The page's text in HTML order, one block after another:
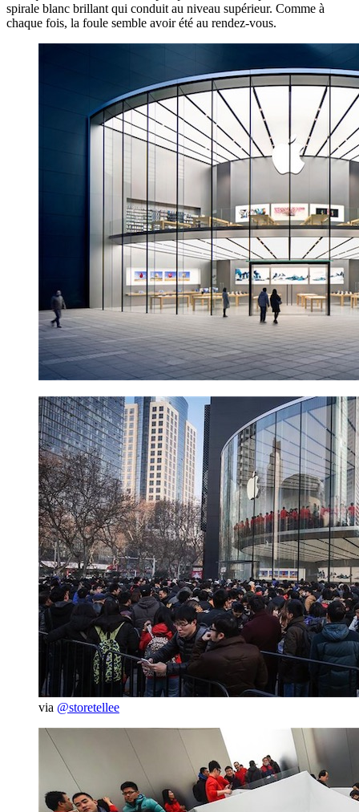
spirale blanc brillant qui conduit au niveau supérieur. Comme à
chaque fois, la foule semble avoir été au rendez-vous.
via @storetellee